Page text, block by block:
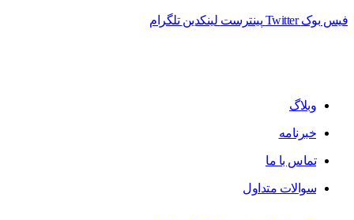
فیس بوک Twitter پینترست لینکدین تلگرام
وبلاگ
خبرنامه
تماس با ما
سوالات متداول